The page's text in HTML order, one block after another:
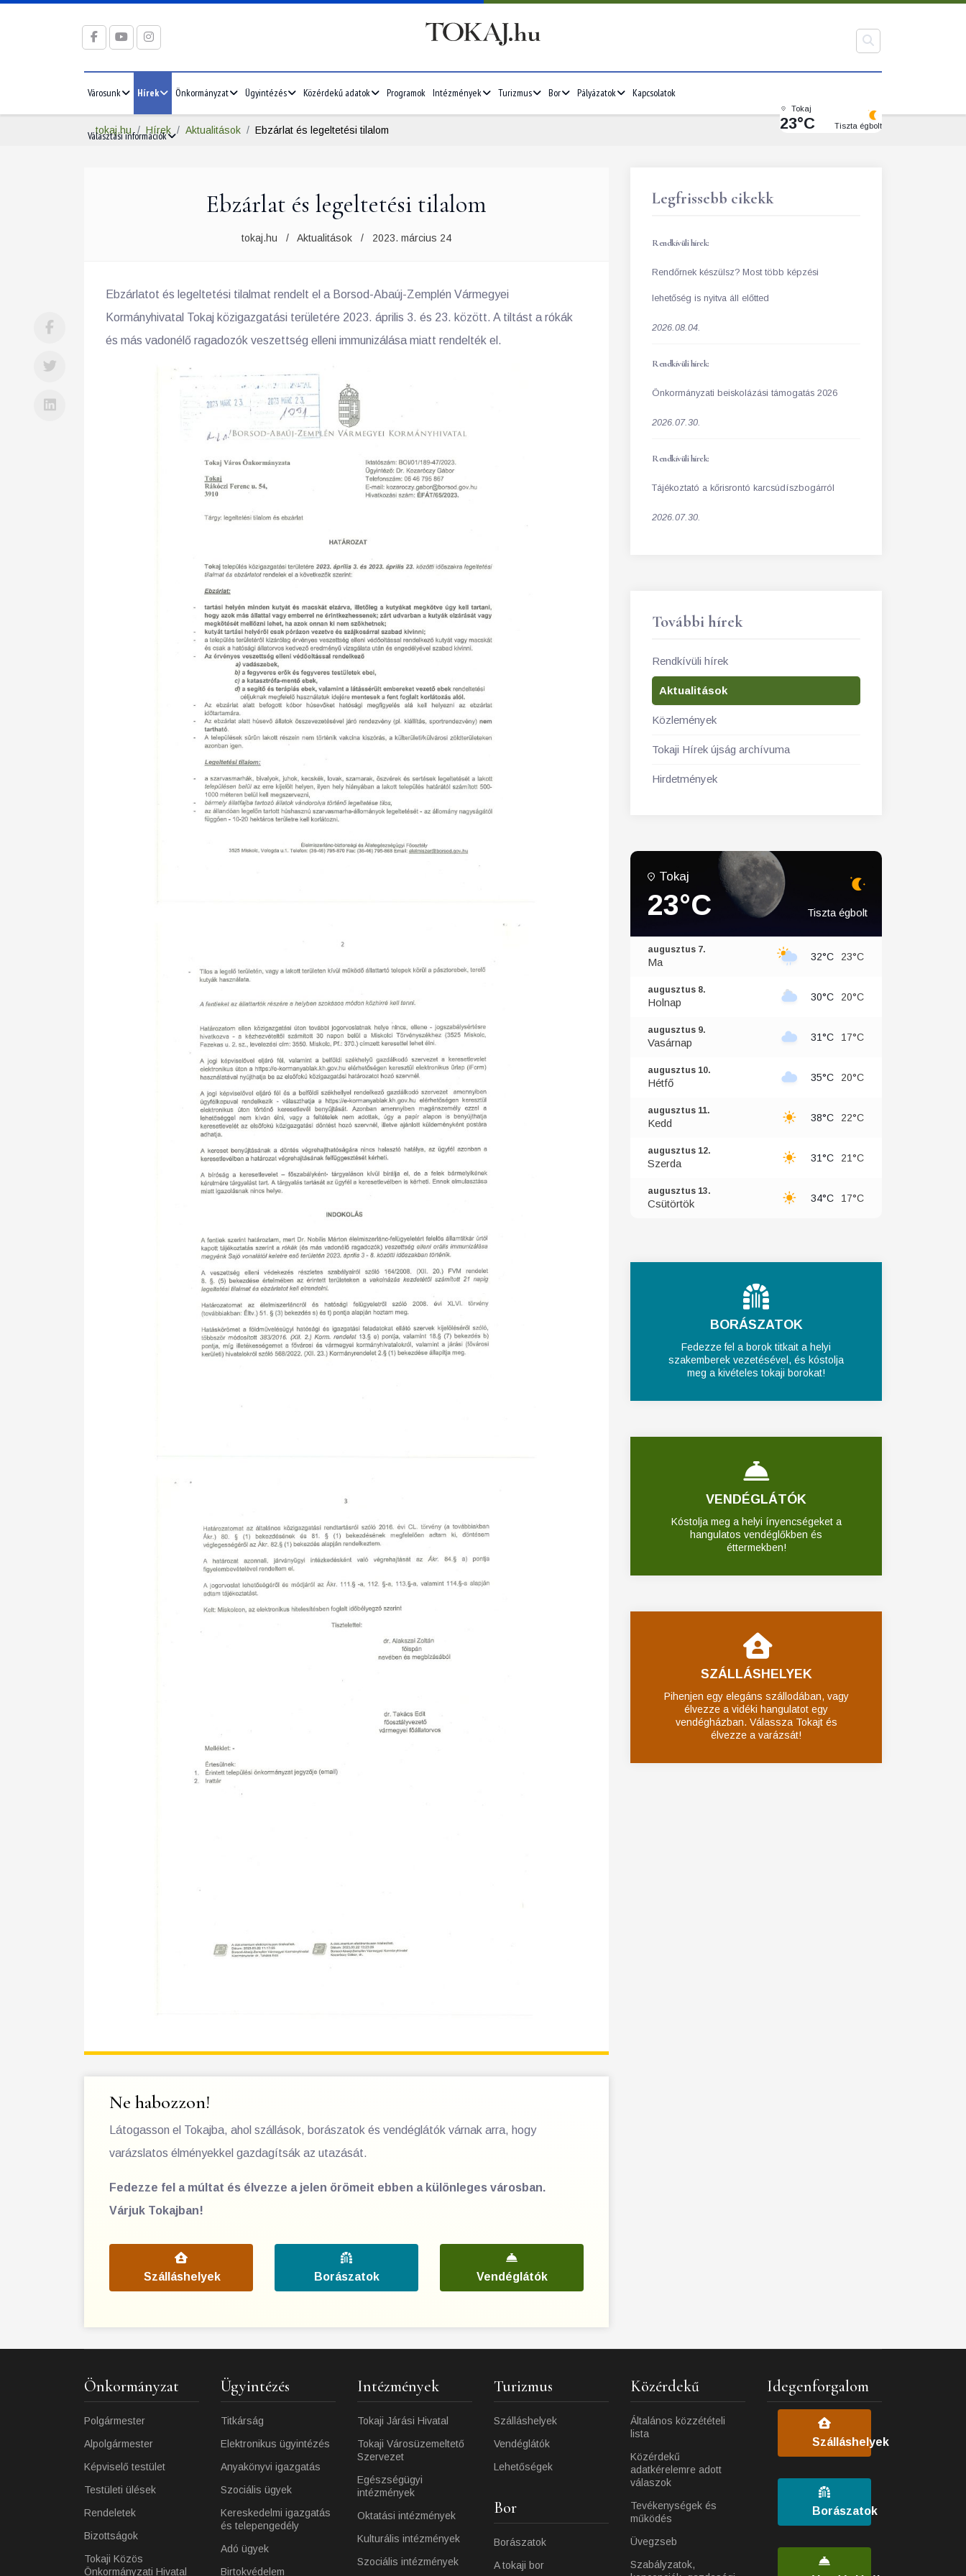
Városunk Hírek Önkormányzat Ügyintézés Közérdekű adatok Programok Intézmények Turizmus Bor Pályázatok Kapcsolatok
Választási információk
Tokaj
23°C Tiszta égbolt
tokaj.hu Hírek Aktualitások Ebzárlat és legeltetési tilalom
Ebzárlat és legeltetési tilalom
tokaj.hu Aktualitások 2023. március 24
Ebzárlatot és legeltetési tilalmat rendelt el a Borsod-Abaúj-Zemplén Vármegyei
Kormányhivatal Tokaj közigazgatási területére 2023. április 3. és 23. között. A tiltást a rókák
és más vadonélő ragadozók veszettség elleni immunizálása miatt rendelték el.
Ne habozzon!
Látogasson el Tokajba, ahol szállások, borászatok és vendéglátók várnak arra, hogy
varázslatos élményekkel gazdagítsák az utazását.
Fedezze fel a múltat és élvezze a jelen örömeit ebben a különleges városban.
Várjuk Tokajban!
Szálláshelyek Borászatok Vendéglátók
Legfrissebb cikekk
Rendkívüli hírek:
Rendőrnek készülsz? Most több képzési
lehetőség is nyitva áll előtted
2026.08.04.
Rendkívüli hírek:
Önkormányzati beiskolázási támogatás 2026
2026.07.30.
Rendkívüli hírek:
Tájékoztató a kőrisrontó karcsúdíszbogárról
2026.07.30.
További hírek
Rendkívüli hírek
Aktualitások
Közlemények
Tokaji Hírek újság archívuma
Hirdetmények
Tokaj
23°C Tiszta égbolt
augusztus 7.
Ma 32°C 23°C
augusztus 8.
Holnap 30°C 20°C
augusztus 9.
Vasárnap 31°C 17°C
augusztus 10.
Hétfő 35°C 20°C
augusztus 11.
Kedd 38°C 22°C
augusztus 12.
Szerda 31°C 21°C
augusztus 13.
Csütörtök 34°C 17°C
BORÁSZATOK
Fedezze fel a borok titkait a helyi
szakemberek vezetésével, és kóstolja
meg a kivételes tokaji borokat!
VENDÉGLÁTÓK
Kóstolja meg a helyi ínyencségeket a
hangulatos vendéglőkben és
éttermekben!
SZÁLLÁSHELYEK
Pihenjen egy elegáns szállodában, vagy
élvezze a vidéki hangulatot egy
vendégházban. Válassza Tokajt és
élvezze a varázsát!
Önkormányzat
Polgármester
Alpolgármester
Képviselő testület
Testületi ülések
Rendeletek
Bizottságok
Tokaji Közös
Önkormányzati Hivatal
Ügyintézés
Titkárság
Elektronikus ügyintézés
Anyakönyvi igazgatás
Szociális ügyek
Kereskedelmi igazgatás
és telepengedély
Adó ügyek
Birtokvédelem
Intézmények
Tokaji Járási Hivatal
Tokaji Városüzemeltető
Szervezet
Egészségügyi
intézmények
Oktatási intézmények
Kulturális intézmények
Szociális intézmények
Turizmus
Szálláshelyek
Vendéglátók
Lehetőségek
Bor
Borászatok
A tokaji bor
Közérdekű
Általános közzétételi
lista
Közérdekű
adatkérelemre adott
válaszok
Tevékenységek és
működés
Üvegzseb
Szabályzatok,
Idegenforgalom
Szálláshelyek
Borászatok